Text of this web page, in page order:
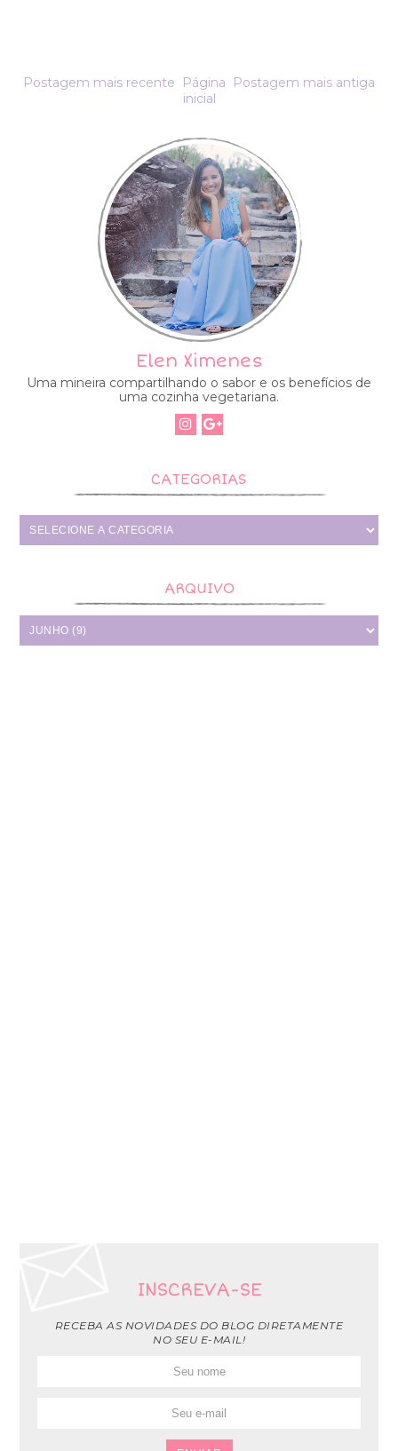
Postagem mais recente Postagem mais antiga
Página
inicial
Elen Ximenes
Uma mineira compartilhando o sabor e os benefícios de
uma cozinha vegetariana.
CATEGORIAS
ARQUIVO
INSCREVA-SE
RECEBA AS NOVIDADES DO BLOG DIRETAMENTE
NO SEU E-MAIL!